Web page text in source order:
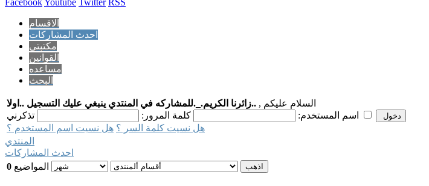
الاقسام
احدث المشاركات
مكتبتي
القوانين
مساعده
البحث
السلام عليكم , ..زائرنا الكريم._.للمشاركه في المنتدي ينبغي عليك التسجيل ..اولا
اسم المستخدم:
كلمة المرور:
هل نسيت كلمة السر ؟ هل نسيت اسم المستخدم ؟
المنتدي
احدث المشاركات
0 المواضيع